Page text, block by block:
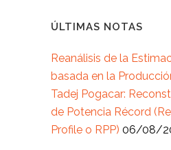
ÚLTIMAS NOTAS
Reanálisis de la
basada en la
Tadej Pogacar:
de Potencia Récord
Profile o RPP) 06/08/